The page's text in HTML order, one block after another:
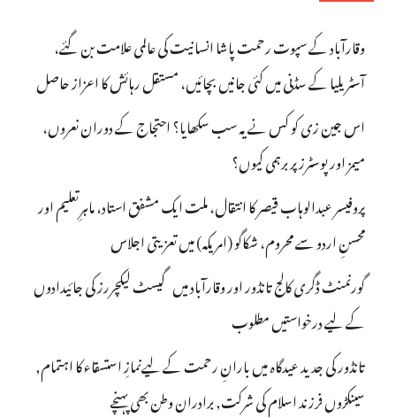
وقارآباد کے سپوت رحمت پاشا انسانیت کی عالمی علامت بن گئے،
آسٹریلیا کے سڈنی میں کئی جانیں بچائیں، مستقل رہائش کا اعزاز حاصل
اس جین زی کو کس نے یہ سب سکھایا؟ احتجاج کے دوران نعروں،
میمز اور پوسٹرز پر برہمی کیوں؟
پروفیسر عبدالوہاب قیصر کا انتقال، ملت ایک مشفق استاد، ماہرِتعلیم اور
محسنِ اردو سے محروم، شکاگو (امریکہ) میں تعزیتی اجلاس
گورنمنٹ ڈگری کالج تانڈور اور وقارآباد میں گیسٹ لیکچررز کی جائیدادوں
کے لیے درخواستیں مطلوب
تانڈور کی جدید عیدگاہ میں بارانِ رحمت کے لیےنمازِ استسقاء کا اہتمام,
سینکڑوں فرزند اسلام کی شرکت, برادران وطن بھی پہنچے